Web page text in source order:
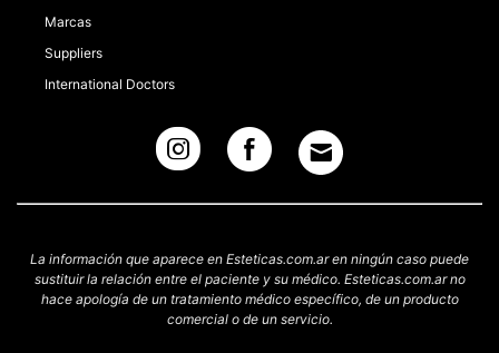
Marcas
Suppliers
International Doctors
La información que aparece en Esteticas.com.ar en ningún caso puede
sustituir la relación entre el paciente y su médico. Esteticas.com.ar no
hace apología de un tratamiento médico específico, de un producto
comercial o de un servicio.